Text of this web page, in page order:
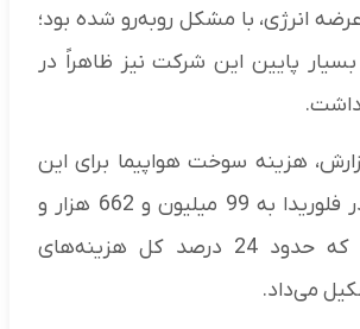
عرضه انرژی، با مشکل روبه‌رو شده بود؛
پایین این شرکت نیز ظاهراً در
هزینه سوخت هواپیما برای این
شرکت مستقر در فلوریدا به 99 میلیون و 662 هزار و
449 دلار رسید که حدود 24 درصد کل هزینه‌های
می‌داد.